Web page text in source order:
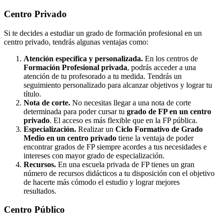
Centro Privado
Si te decides a estudiar un grado de formación profesional en un
centro privado, tendrás algunas ventajas como:
Atención específica y personalizada. En los centros de
Formación Profesional privada, podrás acceder a una
atención de tu profesorado a tu medida. Tendrás un
seguimiento personalizado para alcanzar objetivos y lograr tu
título.
Nota de corte. No necesitas llegar a una nota de corte
determinada para poder cursar tu grado de FP en un centro
privado. El acceso es más flexible que en la FP pública.
Especialización. Realizar un Ciclo Formativo de Grado
Medio en un centro privado tiene la ventaja de poder
encontrar grados de FP siempre acordes a tus necesidades e
intereses con mayor grado de especialización.
Recursos. En una escuela privada de FP tienes un gran
número de recursos didácticos a tu disposición con el objetivo
de hacerte más cómodo el estudio y lograr mejores
resultados.
Centro Público